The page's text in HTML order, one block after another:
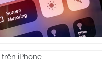
trên iPhone